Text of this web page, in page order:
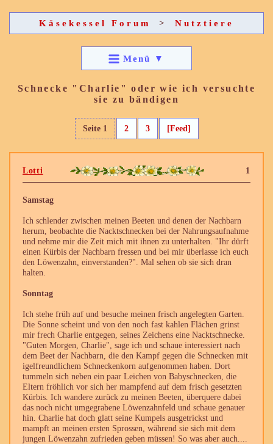
Käsekessel Forum > Nutztiere
Menü ▼
Schnecke "Charlie" oder wie ich versuchte
sie zu bändigen
Seite 1 2 3 [Feed]
1
Lotti
Samstag
Ich schlender zwischen meinen Beeten und denen der Nachbarn
herum, beobachte die Nacktschnecken bei der Nahrungsaufnahme
und nehme mir die Zeit mich mit ihnen zu unterhalten. "Ihr dürft
einen Kürbis der Nachbarn fressen und bei mir überlasse ich euch
den Löwenzahn, einverstanden?". Mal sehen ob sie sich dran
halten.
Sonntag
Ich stehe früh auf und besuche meinen frisch angelegten Garten.
Die Sonne scheint und von den noch fast kahlen Flächen grinst
mir frech Charlie entgegen, seines Zeichens eine Nacktschnecke.
"Guten Morgen, Charlie", sage ich und schaue interessiert nach
dem Beet der Nachbarn, die den Kampf gegen die Schnecken mit
igelfreundlichem Schneckenkorn aufgenommen haben. Dort
tummeln sich neben ein paar Leichen von Babyschnecken, die
Eltern fröhlich vor sich her mampfend auf dem frisch gesetzten
Kürbis. Ich wandere zurück zu meinen Beeten, überquere dabei
das noch nicht umgegrabene Löwenzahnfeld und schaue genauer
hin. Charlie hat doch glatt seine Kumpels ausgetrickst und
mampft an meinen ersten Sprossen, während sie sich mit dem
jungen Löwenzahn zufrieden geben müssen! So was aber auch....